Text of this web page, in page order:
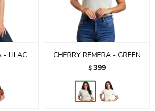
- LILAC CHERRY REMERA - GREEN
$ 399